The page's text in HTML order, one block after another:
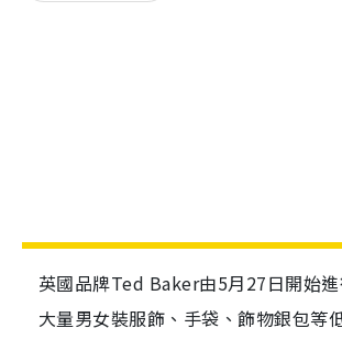
英國品牌Ted Baker由5月27日開始進
大量男女裝服飾、手袋、飾物銀包等